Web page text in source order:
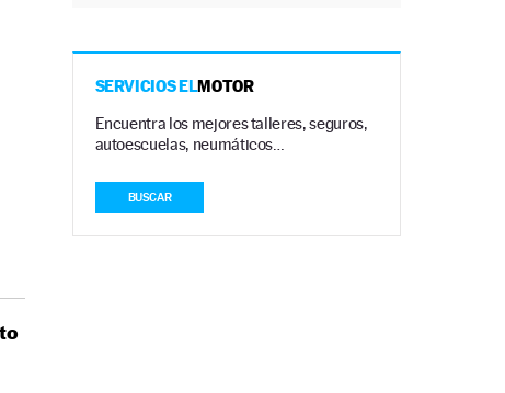
SERVICIOS ELMOTOR
Encuentra los mejores talleres, seguros,
autoescuelas, neumáticos…
BUSCAR